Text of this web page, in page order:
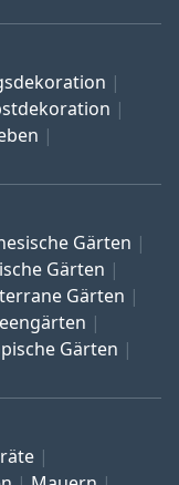
Gärten
Gärten
Gärten
Gärten